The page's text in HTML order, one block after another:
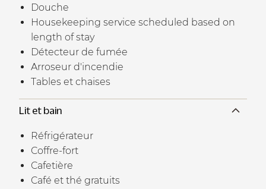
Douche
Housekeeping service scheduled based on
length of stay
Détecteur de fumée
Arroseur d'incendie
Tables et chaises
Lit et bain
Réfrigérateur
Coffre-fort
Cafetière
Café et thé gratuits